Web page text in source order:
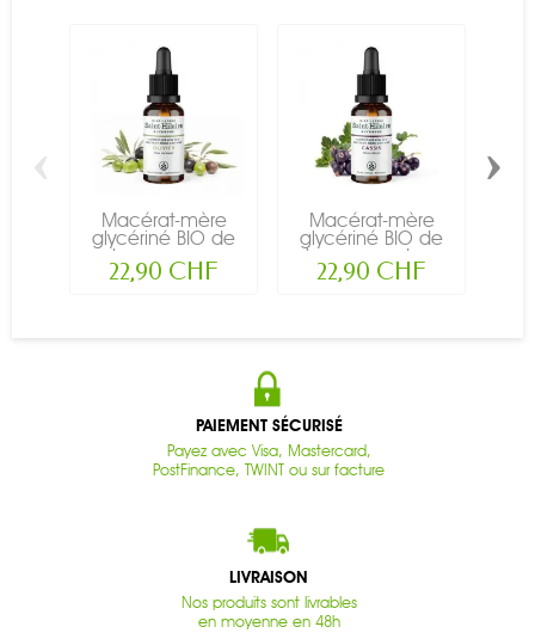
Macérat-mère
glycériné BIO de
bourgeon...
22,90 CHF
Macérat-mère
glycériné BIO de
bourgeon de...
22,90 CHF
‹ ›
PAIEMENT SÉCURISÉ
Payez avec Visa, Mastercard,
PostFinance, TWINT ou sur facture
LIVRAISON
Nos produits sont livrables
en moyenne en 48h